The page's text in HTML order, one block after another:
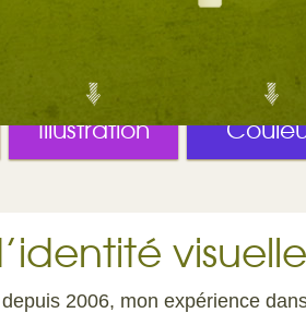
Illustration
2006, mon expérience